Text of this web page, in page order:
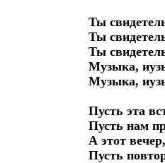
Ты
Ты
Ты
Музыка,
Музыка,
Пусть эта
Пусть нам
А этот
Пусть